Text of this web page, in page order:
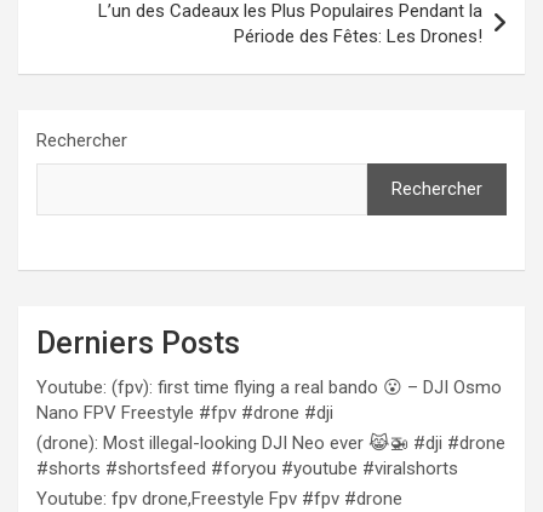
L’un des Cadeaux les Plus Populaires Pendant la
Période des Fêtes: Les Drones!
Rechercher
Rechercher
Derniers Posts
Youtube: (fpv): first time flying a real bando 😮 – DJI Osmo
Nano FPV Freestyle #fpv #drone #dji
(drone): Most illegal-looking DJI Neo ever 😹🚁 #dji #drone
#shorts #shortsfeed #foryou #youtube #viralshorts
Youtube: fpv drone,Freestyle Fpv #fpv #drone